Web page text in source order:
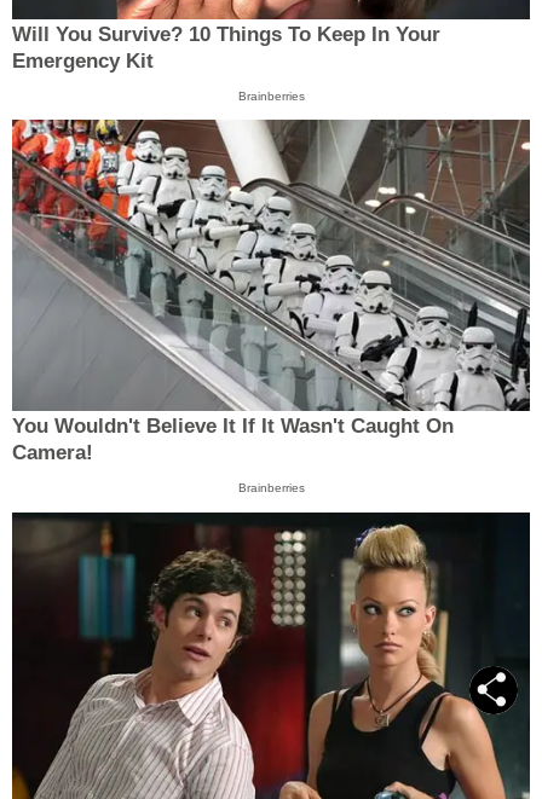
Will You Survive? 10 Things To Keep In Your
Emergency Kit
Brainberries
You Wouldn't Believe It If It Wasn't Caught On
Camera!
Brainberries